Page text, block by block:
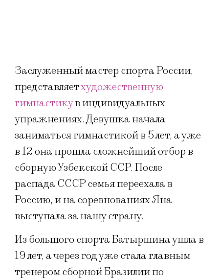
Заслуженный мастер спорта России,
представляетхудожественную
гимнастикув индивидуальных
упражнениях. Девушка начала
заниматься гимнастикой в 5 лет, а уже
в 12 она прошла сложнейший отбор в
сборную Узбекской ССР. После
распада СССР семья переехала в
Россию, и на соревнованиях Яна
выступала за нашу страну.
Из большого спорта Батыршина ушла в
19 лет, а через год уже стала главным
тренером сборной Бразилии по